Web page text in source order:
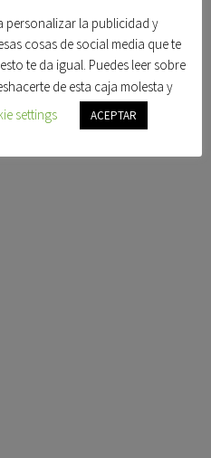
personalizar la publicidad y
cosas de social media que te
te da igual. Puedes leer sobre
de esta caja molesta y
settings ACEPTAR